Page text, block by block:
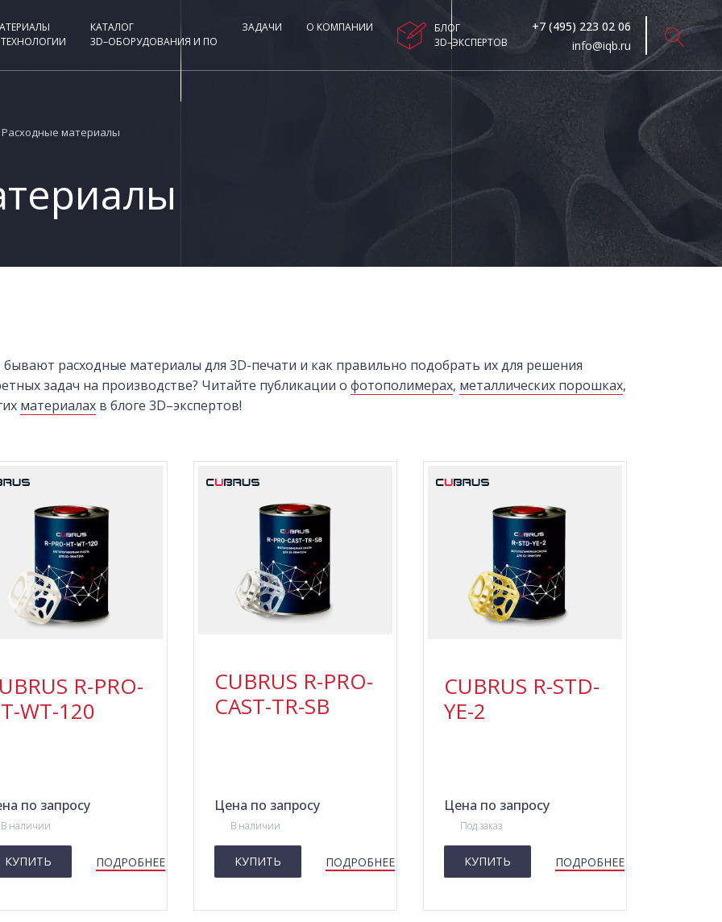
КАТАЛОГ
3D–ОБОРУДОВАНИЯ И ПО
ЗАДАЧИ О КОМПАНИИ
БЛОГ
3D–ЭКСПЕРТОВ
+7 (495) 223 02 06
info@iqb.ru
Расходные материалы
бывают расходные материалы для 3D-печати и как правильно подобрать их для решения
задач на производстве? Читайте публикации о фотополимерах, металлических порошках,
материалах в блоге 3D–экспертов!
R-PRO-
WT-120
по запросу
В наличии
КУПИТЬ ПОДРОБНЕЕ
CUBRUS R-PRO-
CAST-TR-SB
Цена по запросу
В наличии
КУПИТЬ ПОДРОБНЕЕ
CUBRUS R-STD-
YE-2
Цена по запросу
Под заказ
КУПИТЬ ПОДРОБНЕЕ